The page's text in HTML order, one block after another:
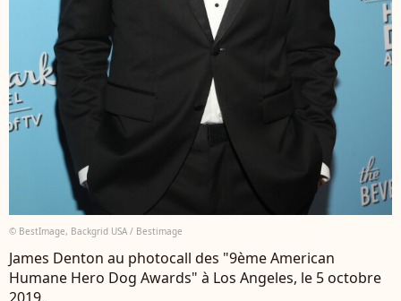
© BestImage, Backgrid USA / Bestimage
James Denton au photocall des "9ème American
Humane Hero Dog Awards" à Los Angeles, le 5 octobre